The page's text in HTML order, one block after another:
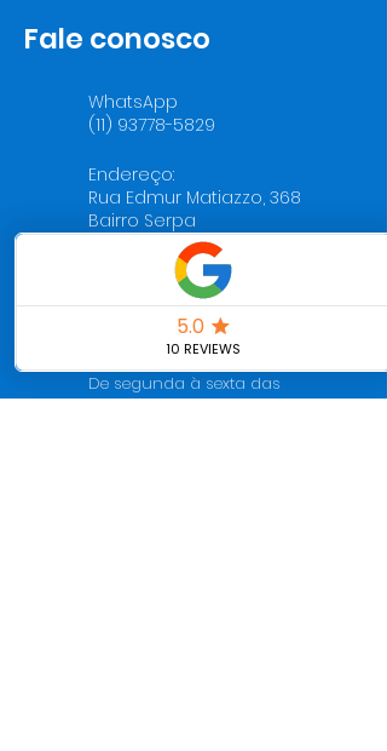
Fale conosco
WhatsApp
(11) 93778-5829
Endereço:
Rua Edmur Matiazzo, 368
Bairro Serpa
Caieiras - SP
Horário de visitação:
De segunda à sexta das
09h30 às 16h00
Horário de funcionamento:
De segunda à sexta das
07h30 às 18h30